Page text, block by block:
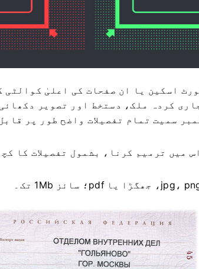
اسکین یا ان صفحات کی اعلیٰ کوالٹی
کردہ ملک، دستخط اور تصویر دکھائی
سمیت تمام تفصیلات واضح طور پر
میں ترمیم کرنا، بشمول تفصیلات کا